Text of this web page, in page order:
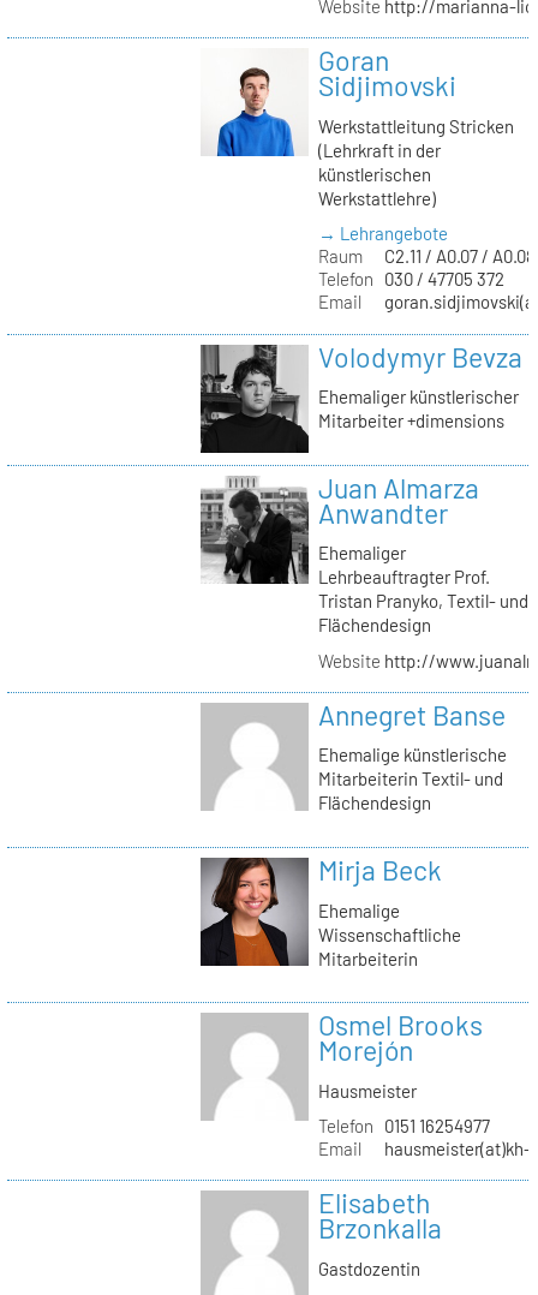
Website http://marianna-
Goran
Sidjimovski
Werkstattleitung Stricken
(Lehrkraft in der
künstlerischen
Werkstattlehre)
→ Lehrangebote
Raum
C2.11 / A0.07 / A0.08
Telefon
030 / 47705 372
Email
Volodymyr Bevza
Ehemaliger künstlerischer
Mitarbeiter +dimensions
Juan Almarza
Anwandter
Ehemaliger
Lehrbeauftragter Prof.
Tristan Pranyko, Textil- und
Flächendesign
Website http://
Annegret Banse
Ehemalige künstlerische
Mitarbeiterin Textil- und
Flächendesign
Mirja Beck
Ehemalige
Wissenschaftliche
Mitarbeiterin
Osmel Brooks
Morejón
Hausmeister
Telefon
0151 16254977
Email
hausmeister(at)kh-
Elisabeth
Brzonkalla
Gastdozentin